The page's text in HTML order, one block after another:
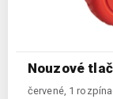
Nouzové
červené, 1